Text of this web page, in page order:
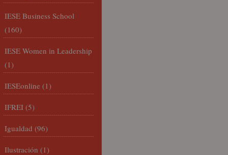
IESE Business School
(160)
IESE Women in Leadership
(1)
IESEonline (1)
IFREI (5)
Igualdad (96)
Ilustración (1)